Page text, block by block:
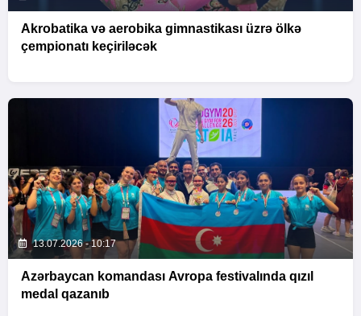
Akrobatika və aerobika gimnastikası üzrə ölkə
çempionatı keçiriləcək
13.07.2026 - 10:17
Azərbaycan komandası Avropa festivalında qızıl
medal qazanıb